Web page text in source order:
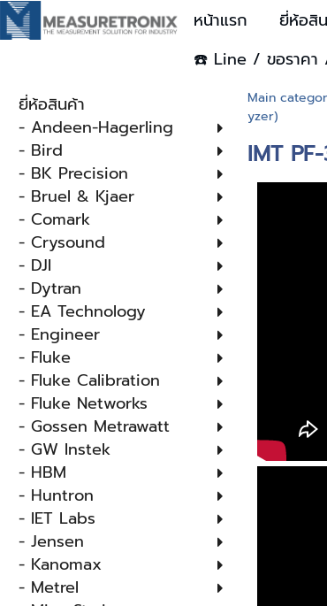
หน้าแรก ยี่ห้อสิ
☎️ Line / ขอราคา
ยี่ห้อสินค้า
- Andeen-Hagerling
- Bird
- BK Precision
- Bruel & Kjaer
- Comark
- Crysound
- DJI
- Dytran
- EA Technology
- Engineer
- Fluke
- Fluke Calibration
- Fluke Networks
- Gossen Metrawatt
- GW Instek
- HBM
- Huntron
- IET Labs
- Jensen
- Kanomax
- Metrel
Main
yzer)
IMT